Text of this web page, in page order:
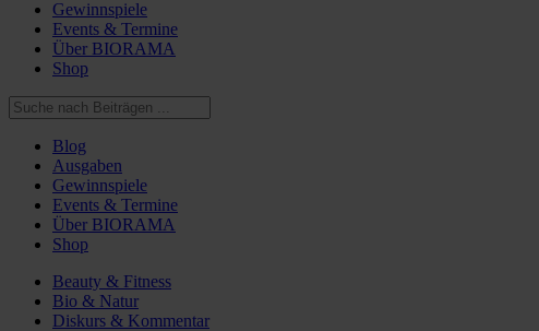
Gewinnspiele
Events & Termine
Über BIORAMA
Shop
Blog
Ausgaben
Gewinnspiele
Events & Termine
Über BIORAMA
Shop
Beauty & Fitness
Bio & Natur
Diskurs & Kommentar